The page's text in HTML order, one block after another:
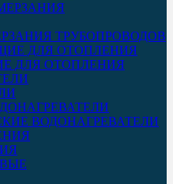
ТРУБОПРОВОДОВ
ДЛЯ ОТОПЛЕНИЯ
ВОДОНАГРЕВАТЕЛИ